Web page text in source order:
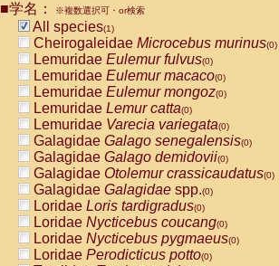
CebidaeCebus nigrivittatus
CebidaeCebus
CebidaeSaimiri boliviensis(0)
CebidaeSaimiri sciureus(0)
AtelidaeAlouatta caraya(0)
AtelidaeAlouatta fusca(0)
AtelidaeAlouatta seniculus
AtelidaeAlouattaspp.(0)
AtelidaeAteles belzebuth(0)
AtelidaeAteles geoffroyi(0)
AtelidaeAteles paniscus(0)
AtelidaeAtelesspp.(0)
Atelidae Lagothrix lagothricha
AtelidaeLagothrix lagothricha cana
PitheciidaeCacajao calvus
PitheciidaeCallicebus cupreus
■学名： ※複数選択可・or検索
All species(1)
Cheirogaleidae Microcebus murinus(0)
Lemuridae Eulemur fulvus(0)
Lemuridae Eulemur macaco(0)
Lemuridae Eulemur mongoz(0)
Lemuridae Lemur catta(0)
Lemuridae Varecia variegata(0)
Galagidae Galago senegalensis(0)
Galagidae Galago demidovii(0)
Galagidae Otolemur crassicaudatus(0)
Galagidae Galagidae spp.(0)
Loridae Loris tardigradus(0)
Loridae Nycticebus coucang(0)
Loridae Nycticebus pygmaeus(0)
Loridae Perodicticus potto(0)